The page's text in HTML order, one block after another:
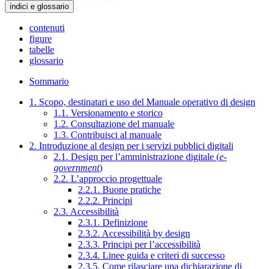
indici e glossario
contenuti
figure
tabelle
glossario
Sommario
1. Scopo, destinatari e uso del Manuale operativo di design
1.1. Versionamento e storico
1.2. Consultazione del manuale
1.3. Contribuisci al manuale
2. Introduzione al design per i servizi pubblici digitali
2.1. Design per l’amministrazione digitale (e-
government)
2.2. L’approccio progettuale
2.2.1. Buone pratiche
2.2.2. Principi
2.3. Accessibilità
2.3.1. Definizione
2.3.2. Accessibilità by design
2.3.3. Principi per l’accessibilità
2.3.4. Linee guida e criteri di successo
2.3.5. Come rilasciare una dichiarazione di